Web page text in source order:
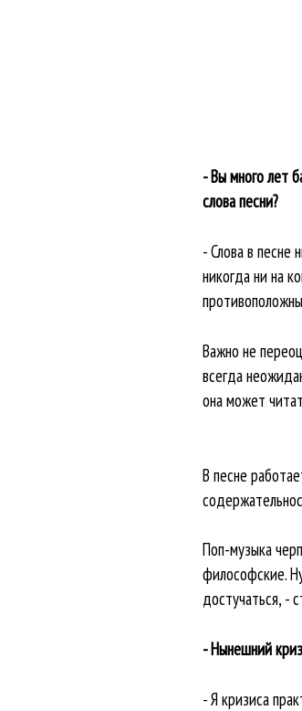
- Вы много лет
слова песни?
- Слова в песне
никогда ни на
Важно не
всегда
она может
В песне
Поп-музыка
философские.
достучаться, -
- Нынешний
- Я кризиса